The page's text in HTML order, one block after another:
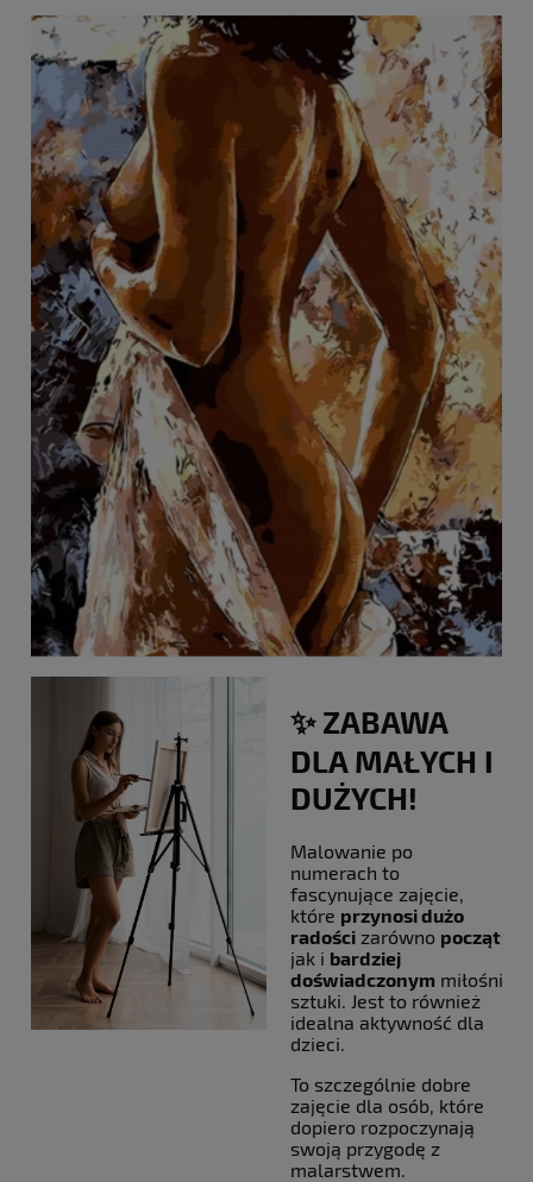
✨ ZABAWA
DLA MAŁYCH I
DUŻYCH!
Malowanie po
numerach to
fascynujące zajęcie,
które przynosi dużo
radości zarówno
jak i bardziej
doświadczonym
sztuki. Jest to również
idealna aktywność dla
dzieci.
To szczególnie dobre
zajęcie dla osób, które
dopiero rozpoczynają
swoją przygodę z
malarstwem.